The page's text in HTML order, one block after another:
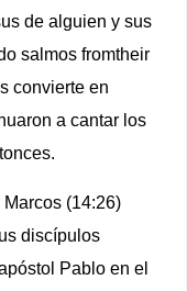
de alguien y sus
salmos fromtheir
convierte en
a cantar los
(14:26)
discípulos
Pablo en el